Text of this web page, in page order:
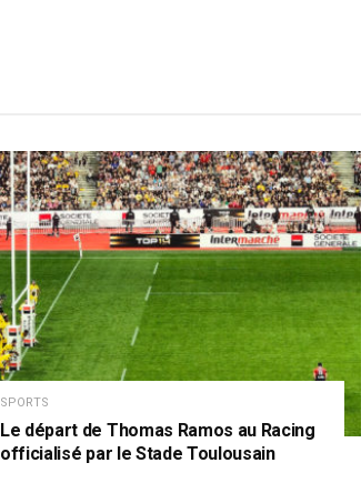
SPORTS
Le départ de Thomas Ramos au Racing
officialisé par le Stade Toulousain